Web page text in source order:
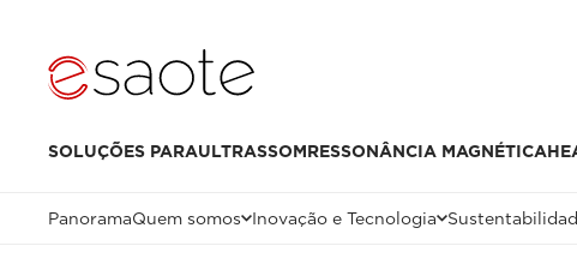
SOLUÇÕES PARAULTRASSOMRESSONÂNCIA MAGNÉTICA
PanoramaQuem somos Inovação e Tecnologia